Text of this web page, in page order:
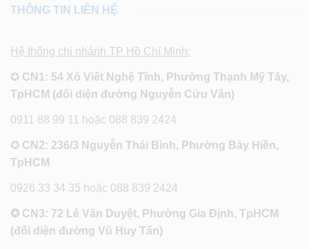
THÔNG TIN LIÊN HỆ
Hệ thống chi nhánh TP Hồ Chí Minh:
✪ CN1: 54 Xô Viết Nghệ Tĩnh, Phường Thạnh Mỹ Tây,
TpHCM (đối diện đường Nguyễn Cửu Vân)
0911 88 99 11 hoặc 088 839 2424
✪ CN2: 236/3 Nguyễn Thái Bình, Phường Bảy Hiền,
TpHCM
0926 33 34 35 hoặc 088 839 2424
✪ CN3: 72 Lê Văn Duyệt, Phường Gia Định, TpHCM
(đối diện đường Vũ Huy Tấn)